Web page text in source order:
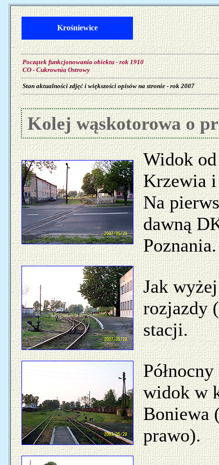
Krośniewice
Początek funkcjonowania obiektu - rok 1910
CO - Cukrownia Ostrowy
Stan aktualności zdjęć i większości opisów na stronie - rok 2007
Kolej wąskotorowa o
Widok
Krzewia
Na
dawną
Poznania.
Jak
rozjazdy
stacji.
widok w
Boniewa
prawo).